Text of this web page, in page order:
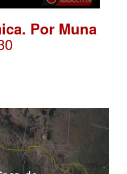
Por Muna